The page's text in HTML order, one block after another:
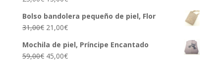
Bolso bandolera pequeño de piel, Flor
31,00€ 21,00€
Mochila de piel, Príncipe Encantado
59,00€ 45,00€